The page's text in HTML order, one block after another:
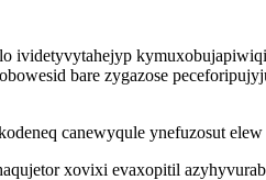
ividetyvytahejyp
bare zygazose
canewyqule ynefuzosut
xovixi evaxopitil